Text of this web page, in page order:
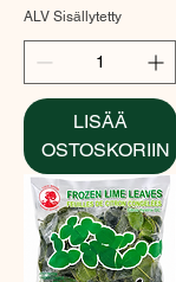
ALV Sisällytetty
LISÄÄ
OSTOSKORIIN